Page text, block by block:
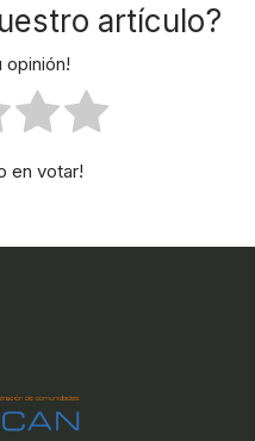
artículo?
opinión!
en votar!